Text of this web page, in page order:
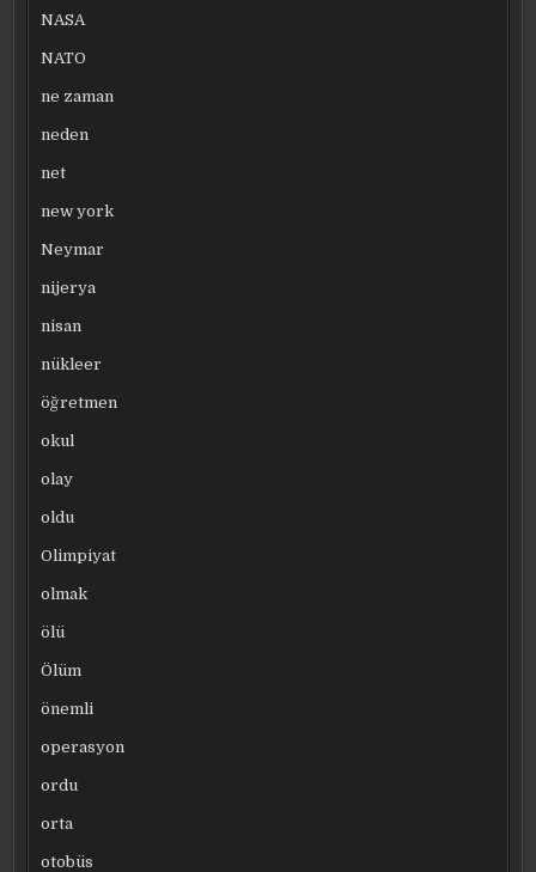
NASA
NATO
ne zaman
neden
net
new york
Neymar
nijerya
nisan
nükleer
öğretmen
okul
olay
oldu
Olimpiyat
olmak
ölü
Ölüm
önemli
operasyon
ordu
orta
otobüs